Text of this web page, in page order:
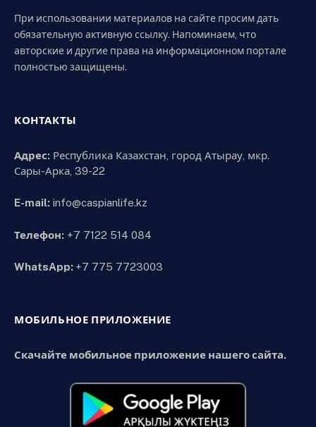
При использовании материалов на сайте просим дать
обязательную активную ссылку. Напоминаем, что
авторские и другие права на информационном портале
полностью защищены.
КОНТАКТЫ
Адрес: Республика Казахстан, город Атырау, мкр.
Сары-Арка, 39-22
E-mail: info@caspianlife.kz
Телефон: +7 7122 514 084
WhatsApp: +7 775 7723003
МОБИЛЬНОЕ ПРИЛОЖЕНИЕ
Скачайте мобильное приложение нашего сайта.